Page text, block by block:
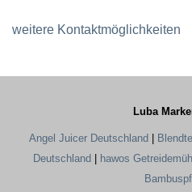
weitere Kontaktmöglichkeiten
Luba
Angel Juicer Deutschland |
Deutschland| hawos